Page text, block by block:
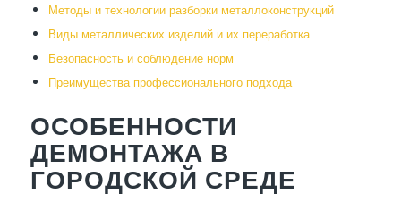
Методы и технологии разборки металлоконструкций
Виды металлических изделий и их переработка
Безопасность и соблюдение норм
Преимущества профессионального подхода
ОСОБЕННОСТИ
ДЕМОНТАЖА В
ГОРОДСКОЙ СРЕДЕ